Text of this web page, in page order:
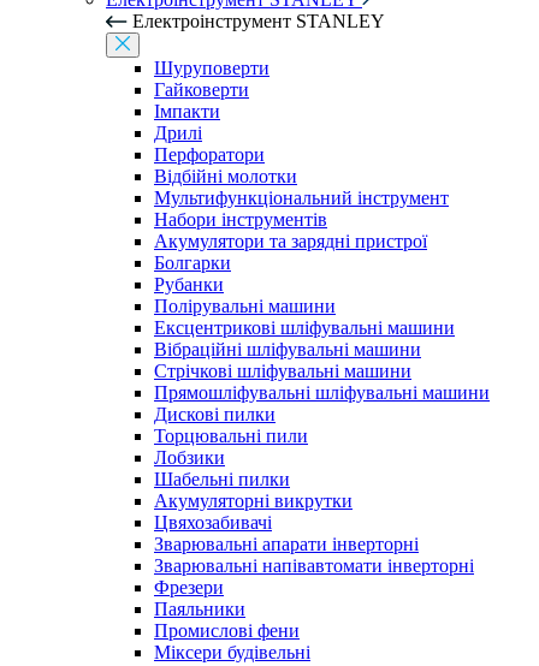
Електроінструмент STANLEY
Шуруповерти
Гайковерти
Імпакти
Дрилі
Перфоратори
Відбійні молотки
Мультифункціональний інструмент
Набори інструментів
Акумулятори та зарядні пристрої
Болгарки
Рубанки
Полірувальні машини
Ексцентрикові шліфувальні машини
Вібраційні шліфувальні машини
Стрічкові шліфувальні машини
Прямошліфувальні шліфувальні машини
Дискові пилки
Торцювальні пили
Лобзики
Шабельні пилки
Акумуляторні викрутки
Цвяхозабивачі
Зварювальні апарати інверторні
Зварювальні напівавтомати інверторні
Фрезери
Паяльники
Промислові фени
Міксери будівельні